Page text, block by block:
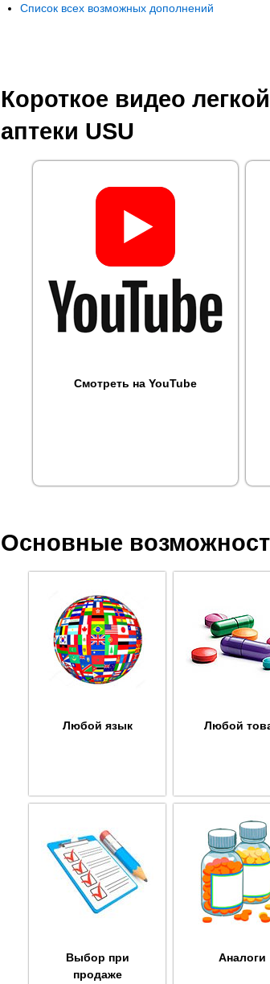
Список всех возможных дополнений
Короткое видео
аптеки USU
Смотреть на YouTube
Основные
Любой язык Любой
Выбор при
продаже
Аналоги